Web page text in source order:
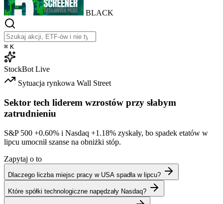
BLACK
⌘ K
StockBot Live
Sytuacja rynkowa Wall Street
Sektor tech liderem wzrostów przy słabym
zatrudnieniu
S&P 500 +0.60% i Nasdaq +1.18% zyskały, bo spadek etatów w
lipcu umocnił szanse na obniżki stóp.
Zapytaj o to
Dlaczego liczba miejsc pracy w USA spadła w lipcu?
Które spółki technologiczne napędzały Nasdaq?